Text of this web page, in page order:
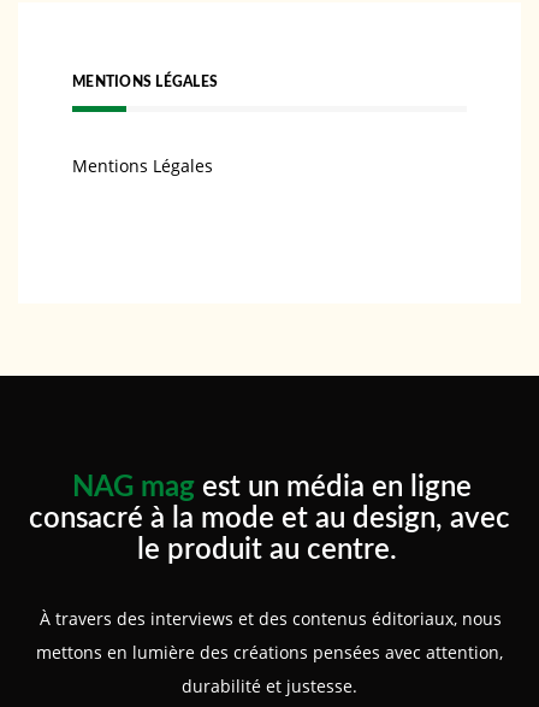
MENTIONS LÉGALES
Mentions Légales
NAG mag est un média en ligne
consacré à la mode et au design, avec
le produit au centre.
À travers des interviews et des contenus éditoriaux, nous
mettons en lumière des créations pensées avec attention,
durabilité et justesse.